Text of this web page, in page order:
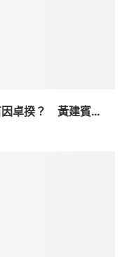
因卓揆？ 黃建賓...